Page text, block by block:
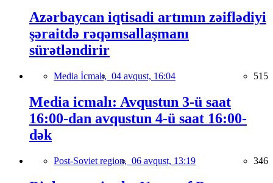
Azərbaycan iqtisadi artımın zəiflədiyi
şəraitdə rəqəmsallaşmanı
sürətləndirir
Media İcmalı, 04 avqust, 16:04 515
Media icmalı: Avqustun 3-ü saat
16:00-dan avqustun 4-ü saat 16:00-
dək
Post-Soviet region, 06 avqust, 13:19 346